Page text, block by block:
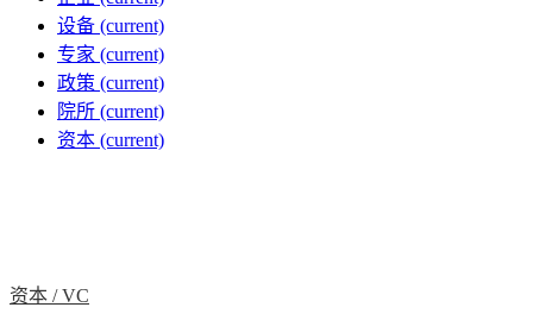
设备 (current)
专家 (current)
政策 (current)
院所 (current)
资本 (current)
资本 /VC